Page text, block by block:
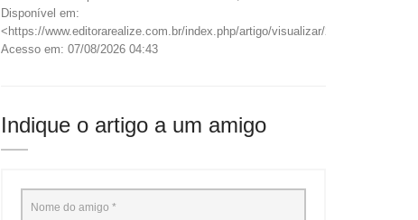
Disponível em:
<https://www.editorarealize.com.br/index.php/artigo/visualizar/22896>.
Acesso em: 07/08/2026 04:43
Indique o artigo a um amigo